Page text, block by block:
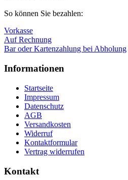
So können Sie bezahlen:
Vorkasse
Auf Rechnung
Bar oder Kartenzahlung bei Abholung
Informationen
Startseite
Impressum
Datenschutz
AGB
Versandkosten
Widerruf
Kontaktformular
Vertrag widerrufen
Kontakt